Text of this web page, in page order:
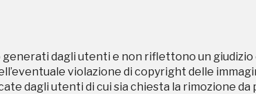
dagli utenti e non riflettono un giudizio
violazione di copyright delle
dagli utenti di cui sia chiesta la rimozione
alla newsletter